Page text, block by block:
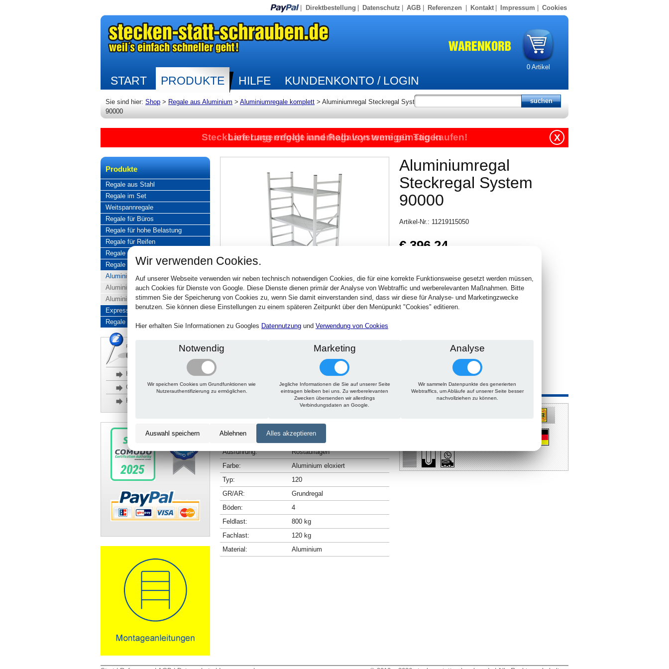
Direktbestellung Datenschutz AGB Referenzen Kontakt Impressum Cookies
0Artikel
START PRODUKTE HILFE KUNDENKONTO / LOGIN
Sie sind hier: Shop > Regale aus Aluminium > Aluminiumregale komplett > Aluminiumregal Steckregal System
90000
Steckbare Lagerregale und Regalsysteme günstig kaufen!
Lieferung erfolgt innerhalb von wenigen Tagen X
Produkte
Regale aus Stahl
Regale im Set
Weitspannregale
Regale für Büros
Regale für hohe Belastung
Regale für Reifen
Regale aus Edelstahl
Regale aus Aluminium
Aluminiumregale komplett
Aluminiumregal Baukasten
Aluminiumregal Kombinationen
Express-Produkte
Regale Reduziert
Rückfragen, Hilfe, Bestellen?
06201 690095-0
Häufige Fragen
Glossar
Kontakt
Aluminiumregal
Steckregal System
90000
Artikel-Nr.: 11219115050
€ 396,24
Stck.
Technische Daten Beschreibung Zu diesem Artikel passt auch
500 mm
Länge:
1150 mm
Ausführung:
Rostauflagen
Farbe:
Aluminium eloxiert
Typ:
120
GR/AR:
Grundregal
Böden:
4
Feldlast:
800 kg
Fachlast:
120 kg
Material:
Aluminium
Wir verwenden Cookies.
Auf unserer Webseite verwenden wir neben technisch notwendigen Cookies, die für eine korrekte Funktionsweise gesetzt werden müssen,
auch Cookies für Dienste von Google. Diese Dienste dienen primär der Analyse von Webtraffic und werberelevanten Maßnahmen. Bitte
stimmen Sie der Speicherung von Cookies zu, wenn Sie damit einverstanden sind, dass wir diese für Analyse- und Marketingzwecke
benutzen. Sie können diese Einstellungen zu einem späteren Zeitpunkt über den Menüpunkt "Cookies" editieren.
Hier erhalten Sie Informationen zu Googles Datennutzung und Verwendung von Cookies
Notwendig
Wir speichern Cookies um Grundfunktionen wie
Nutzerauthentifizierung zu ermöglichen.
Marketing
Jegliche Informationen die Sie auf unserer Seite
eintragen bleiben bei uns. Zu werberelevanten
Zwecken übersenden wir allerdings
Verbindungsdaten an Google.
Analyse
Wir sammeln Datenpunkte des generierten
Webtraffics, um Abläufe auf unserer Seite besser
nachvollziehen zu können.
Auswahl speichern Ablehnen Alles akzeptieren